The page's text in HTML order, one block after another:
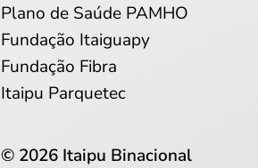
Plano de Saúde PAMHO
Fundação Itaiguapy
Fundação Fibra
Itaipu Parquetec
© 2026 Itaipu Binacional